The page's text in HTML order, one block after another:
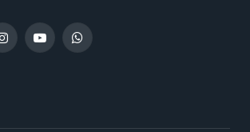
InstagramYouTubeWhatsApp